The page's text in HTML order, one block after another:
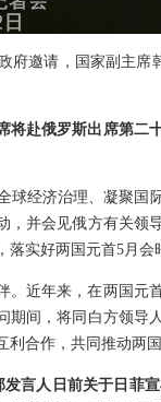
府邀请，国家副主
将赴俄罗斯出席第二
球经济治理、凝聚
，并会见俄方有关
实好两国元首5月
。近年来，在两国元
期间，将同白方领
合作，共同推动两
言人日前关于日菲